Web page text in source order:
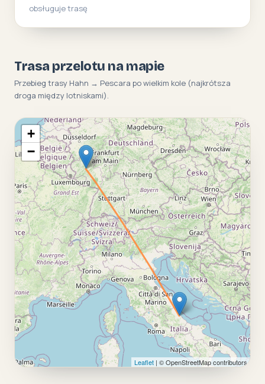
obsługuje trasę
Trasa przelotu na mapie
Przebieg trasy Hahn → Pescara po wielkim kole (najkrótsza
droga między lotniskami).
+
−
Leaflet | © OpenStreetMap contributors